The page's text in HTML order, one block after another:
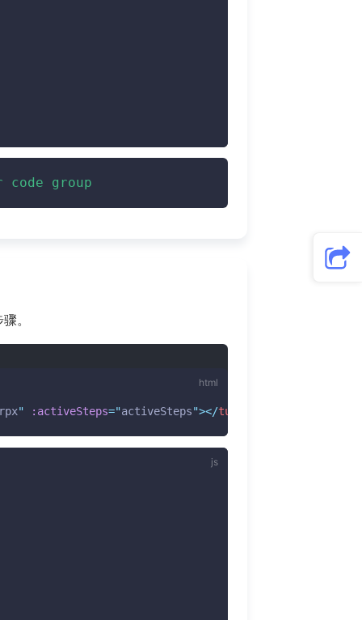
group
。
" :activeSteps="activeSteps"></tui-steps